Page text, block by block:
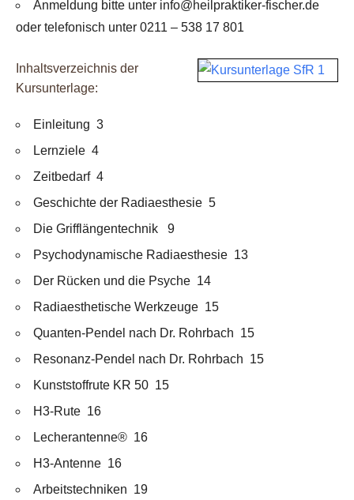
Anmeldung bitte unter info@heilpraktiker-fischer.de
oder telefonisch unter 0211 – 538 17 801
Inhaltsverzeichnis der
Kursunterlage:
Einleitung 3
Lernziele 4
Zeitbedarf 4
Geschichte der Radiaesthesie 5
Die Grifflängentechnik 9
Psychodynamische Radiaesthesie 13
Der Rücken und die Psyche 14
Radiaesthetische Werkzeuge 15
Quanten-Pendel nach Dr. Rohrbach 15
Resonanz-Pendel nach Dr. Rohrbach 15
Kunststoffrute KR 50 15
H3-Rute 16
Lecherantenne® 16
H3-Antenne 16
Arbeitstechniken 19